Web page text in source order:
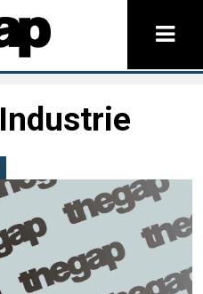
Industrie